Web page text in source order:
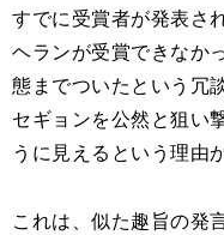
すでに受賞者が発表さ
ヘランが受賞できなか
態までついたという冗
セギョンを公然と狙い
うに見えるという理由
これは、似た趣旨の発